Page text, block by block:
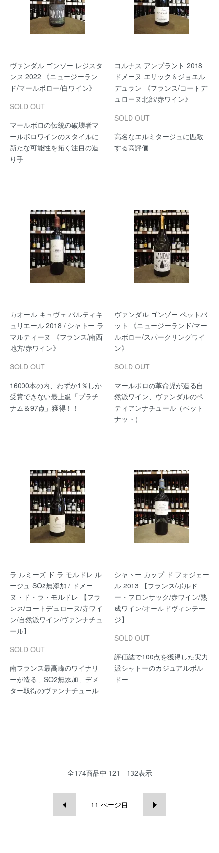
ヴァンダル ゴンゾー レジスタ
ンス 2022 《ニュージーラン
ド/マールボロー/白ワイン》
SOLD OUT
マールボロの伝統の破壊者マ
ールボロワインのスタイルに
新たな可能性を拓く注目の造
り手
コルナス アンプラント 2018
ドメーヌ エリック＆ジョエル
デュラン 《フランス/コートデ
ュローヌ北部/赤ワイン》
SOLD OUT
高名なエルミタージュに匹敵
する高評価
カオール キュヴェ パルティキ
ュリエール 2018 / シャトー ラ
マルティーヌ 《フランス/南西
地方/赤ワイン》
SOLD OUT
16000本の内、わずか1％しか
受賞できない最上級「プラチ
ナム＆97点」獲得！！
ヴァンダル ゴンゾー ペットバ
ット 《ニュージーランド/マー
ルボロー/スパークリングワイ
ン》
SOLD OUT
マールボロの革命児が造る自
然派ワイン、ヴァンダルのペ
ティアンナチュール（ペット
ナット）
ラ ルミーズ ド ラ モルドレ ル
ージュ SO2無添加 / ドメー
ヌ・ド・ラ・モルドレ 【フラ
ンス/コートデュローヌ/赤ワイ
ン/自然派ワイン/ヴァンナチュ
ール】
SOLD OUT
南フランス最高峰のワイナリ
ーが造る、SO2無添加、デメ
ター取得のヴァンナチュール
シャトー カップ ド フォジェー
ル 2013 【フランス/ボルド
ー・フロンサック/赤ワイン/熟
成ワイン/オールドヴィンテー
ジ】
SOLD OUT
評価誌で100点を獲得した実力
派シャトーのカジュアルボル
ドー
全174商品中 121 - 132表示
11 ページ目